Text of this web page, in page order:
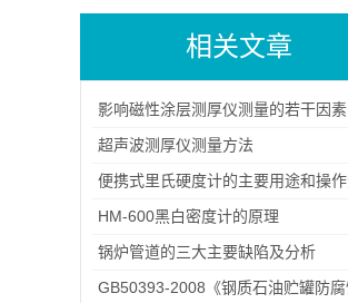
相关文章
影响磁性涂层测厚仪测量的若干因素
超声波测厚仪测量方法
HM-600黑白密度计的原理
锅炉管道的三大主要缺陷及分析